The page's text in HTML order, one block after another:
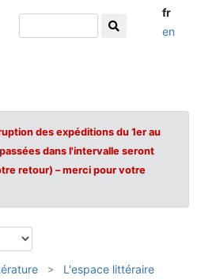
fr
en
des expéditions du 1er au
dans l'intervalle seront
retour) – merci pour votre
L'espace littéraire